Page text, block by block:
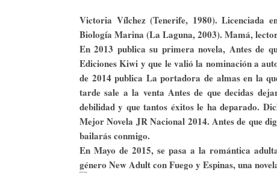
Victoria Vílchez (Tenerife, 1980). Licenciada
Biología Marina (La Laguna, 2003). Mamá,
En 2013 publica su primera novela, Antes de
Ediciones Kiwi y que le valió la nominación a
de 2014 publica La portadora de almas en la
tarde sale a la venta Antes de que decidas
debilidad y que tantos éxitos le ha deparado.
Mejor Novela JR Nacional 2014. Antes de que
bailarás conmigo.
En Mayo de 2015, se pasa a la romántica
género New Adult con Fuego y Espinas, una